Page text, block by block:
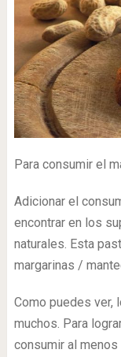
Para consumir el
Adicionar el
encontrar en los
naturales. Esta
margarinas /
Como puedes ver,
muchos. Para
consumir al